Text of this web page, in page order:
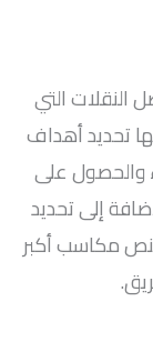
النقلات التي
تحديد أهداف
والحصول على
إلى تحديد
مكاسب أكبر